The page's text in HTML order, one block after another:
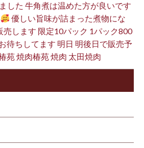
した 牛角煮は温めた方が良いです
優しい旨味が詰まった煮物にな
売します 限定10パック 1パック800
待ちしてます 明日 明後日で販売予
苑 焼肉椿苑 焼肉 太田焼肉